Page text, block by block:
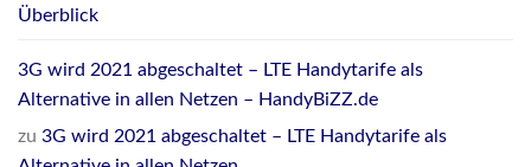
Überblick
3G wird 2021 abgeschaltet – LTE Handytarife als
Alternative in allen Netzen – HandyBiZZ.de
zu 3G wird 2021 abgeschaltet – LTE Handytarife als